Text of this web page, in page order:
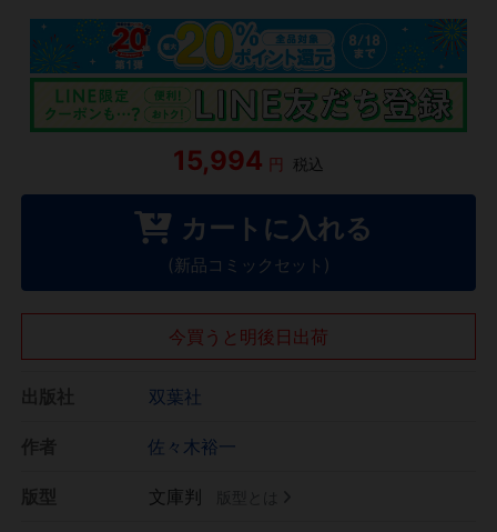
15,994 円 税込
カートに入れる
(新品コミックセット)
今買うと明後日出荷
双葉社
佐々木裕一
文庫判